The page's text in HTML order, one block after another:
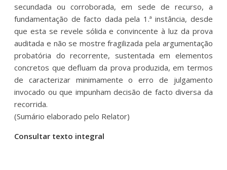
secundada ou corroborada, em sede de recurso, a
fundamentação de facto dada pela 1.ª instância, desde
que esta se revele sólida e convincente à luz da prova
auditada e não se mostre fragilizada pela argumentação
probatória do recorrente, sustentada em elementos
concretos que defluam da prova produzida, em termos
de caracterizar minimamente o erro de julgamento
invocado ou que impunham decisão de facto diversa da
recorrida.
(Sumário elaborado pelo Relator)
Consultar texto integral